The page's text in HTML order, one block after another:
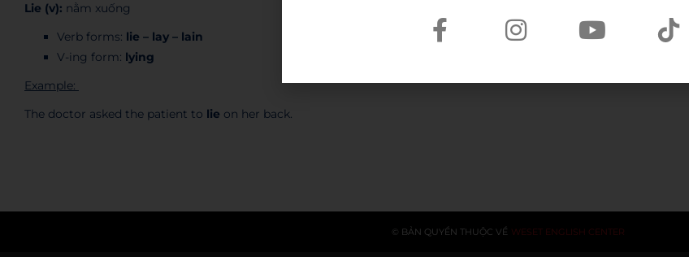
Lie (v): nằm xuống
Verb forms: lie – lay – lain
V-ing form: lying
Example:
The doctor asked the patient to lie on her back.
© BẢN QUYỀN THUỘC VỀ WESET ENGLISH CENTER